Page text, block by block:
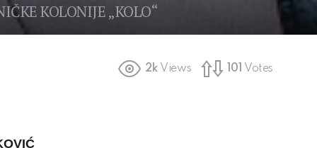
KOLONIJE „KOLO“
2k Views 101 Votes